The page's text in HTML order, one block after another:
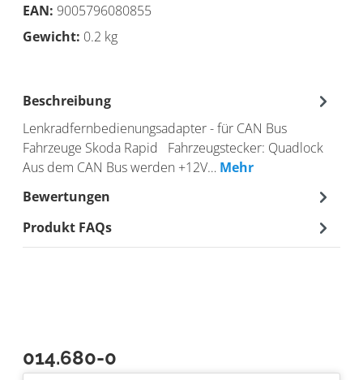
EAN: 9005796080855
Gewicht: 0.2 kg
Beschreibung
Lenkradfernbedienungsadapter - für CAN Bus
Fahrzeuge Skoda Rapid Fahrzeugstecker: Quadlock
Aus dem CAN Bus werden +12V… Mehr
Bewertungen
Produkt FAQs
014.680-0